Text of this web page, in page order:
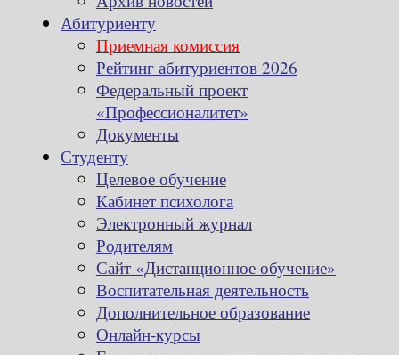
Абитуриенту
Приемная комиссия
Рейтинг абитуриентов 2026
Федеральный проект
«Профессионалитет»
Документы
Студенту
Целевое обучение
Кабинет психолога
Электронный журнал
Родителям
Сайт «Дистанционное обучение»
Воспитательная деятельность
Дополнительное образование
Онлайн-курсы